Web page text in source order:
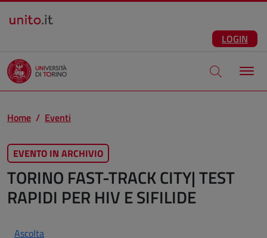
Salta al contenuto principale
LOGIN
Apri modale
Home Eventi
EVENTO IN ARCHIVIO
TORINO FAST-TRACK CITY| TEST
RAPIDI PER HIV E SIFILIDE
Ascolta